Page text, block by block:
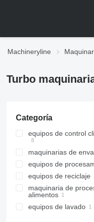
Machineryline
Turbo
Categoría
equipos de control
calefactores
maquinarias de
máquinas de
máquinas
equipos de
equipos de
equipos de reciclaje
maquinaria de
maquinaria de
alimentos
otra maquinaria
equipos de lavado